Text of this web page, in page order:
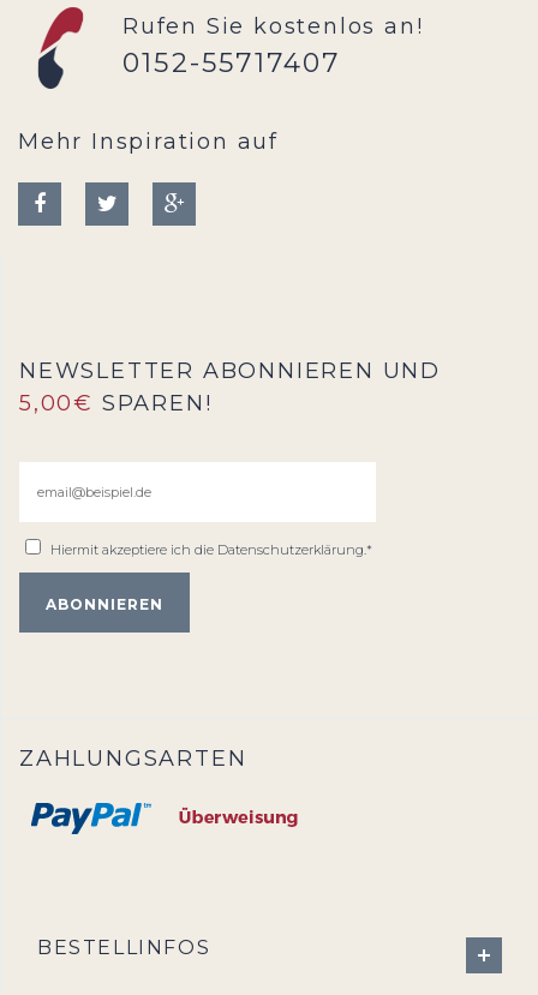
Rufen Sie kostenlos an!
0152-55717407
Mehr Inspiration auf
NEWSLETTER ABONNIEREN UND
5,00€ SPAREN!
Hiermit akzeptiere ich die Datenschutzerklärung.*
ZAHLUNGSARTEN
BESTELLINFOS